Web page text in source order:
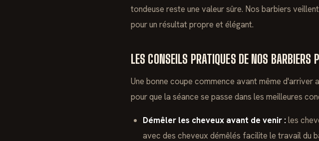
tondeuse reste une valeur sûre. Nos barbiers
pour un résultat propre et élégant.
LES CONSEILS PRATIQUES DE NOS BARBIERS
Une bonne coupe commence avant même d'arriver
pour que la séance se passe dans les meilleures
Démêler les cheveux avant de venir : les
avec des cheveux démêlés facilite le travail du